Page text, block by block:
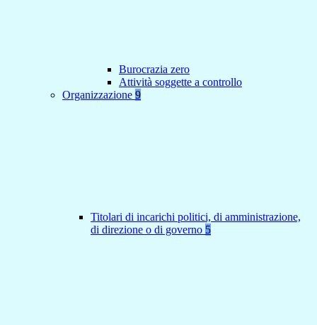
Burocrazia zero
Attività soggette a controllo
Organizzazione 9
Titolari di incarichi politici, di amministrazione,
di direzione o di governo 5